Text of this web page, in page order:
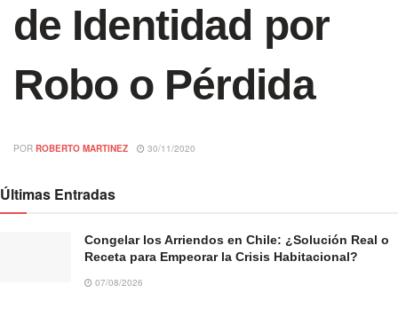
de Identidad por
Robo o Pérdida
POR ROBERTO MARTINEZ 30/11/2020
Últimas Entradas
Congelar los Arriendos en Chile: ¿Solución Real o
Receta para Empeorar la Crisis Habitacional?
07/08/2026